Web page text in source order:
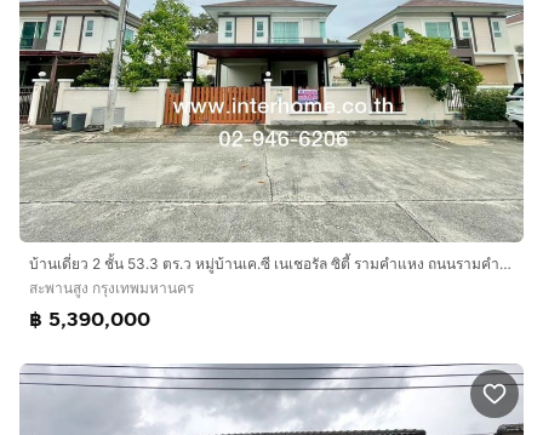
บ้านเดี่ยว 2 ชั้น 53.3 ตร.ว หมู่บ้านเค.ซี เนเชอรัล ซิตี้ รามคำแหง ถนนรามคำแหง ถนนเลียบวงแหวนกาญจนาภิเษก เขตสะพานสูง กรุงเทพมหานคร
สะพานสูง กรุงเทพมหานคร
฿ 5,390,000